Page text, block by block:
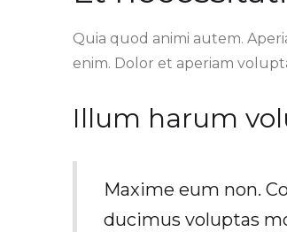
Quia quod animi autem.
enim. Dolor et aperiam
Illum harum
Maxime eum non.
ducimus voluptas